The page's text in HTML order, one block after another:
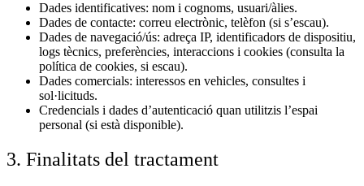
Dades identificatives: nom i cognoms, usuari/àlies.
Dades de contacte: correu electrònic, telèfon (si s’escau).
Dades de navegació/ús: adreça IP, identificadors de dispositiu,
logs tècnics, preferències, interaccions i cookies (consulta la
política de cookies, si escau).
Dades comercials: interessos en vehicles, consultes i
sol·licituds.
Credencials i dades d’autenticació quan utilitzis l’espai
personal (si està disponible).
3. Finalitats del tractament